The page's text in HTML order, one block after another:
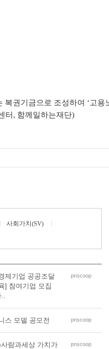
권기금으로 조성하여 ‘고용
터, 함께일하는재단)
사회가치(SV)
제기업 공공조달
] 참여기업 모집
pnscoop
스 모델 공모전 pnscoop
람과세상 가치가
pnscoop